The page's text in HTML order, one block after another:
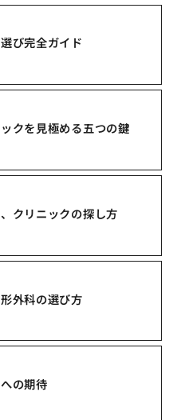
び完全ガイド
クを見極める五つの鍵
クリニックの探し方
外科の選び方
の期待